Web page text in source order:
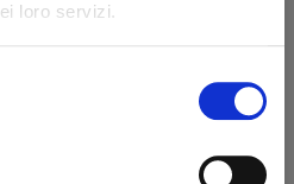
loro servizi.
Giancarlo Guidi coltivava
tutte le forme di espressione